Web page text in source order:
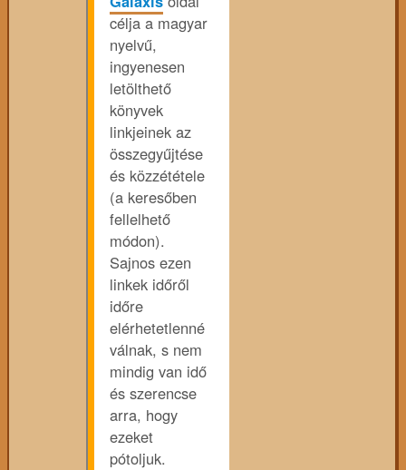
célja a magyar
nyelvű,
ingyenesen
letölthető
könyvek
linkjeinek az
összegyűjtése
és közzététele
(a keresőben
fellelhető
módon).
Sajnos ezen
linkek időről
időre
elérhetetlenné
válnak, s nem
mindig van idő
és szerencse
arra, hogy
ezeket
pótoljuk.